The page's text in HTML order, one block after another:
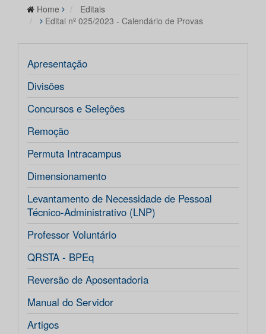
Home
Editais
Edital nº 025/2023 - Calendário de Provas
Apresentação
Divisões
Concursos e Seleções
Remoção
Permuta Intracampus
Dimensionamento
Levantamento de Necessidade de Pessoal
Técnico-Administrativo (LNP)
Professor Voluntário
QRSTA - BPEq
Reversão de Aposentadoria
Manual do Servidor
Artigos